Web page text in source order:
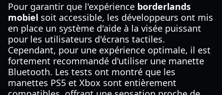
Pour garantir que l'expérience borderlands
mobiel soit accessible, les développeurs ont mis
en place un système d'aide à la visée puissant
pour les utilisateurs d'écrans tactiles.
Cependant, pour une expérience optimale, il est
fortement recommandé d'utiliser une manette
Bluetooth. Les tests ont montré que les
manettes PS5 et Xbox sont entièrement